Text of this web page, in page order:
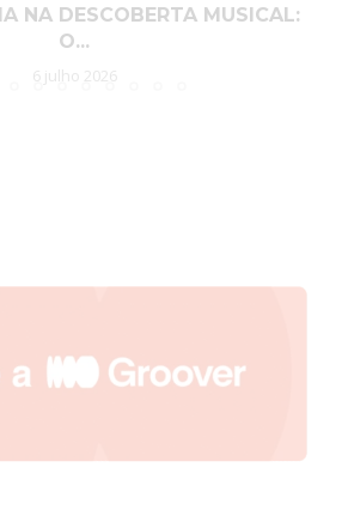
NA DESCOBERTA MUSICAL:
O...
6 julho 2026